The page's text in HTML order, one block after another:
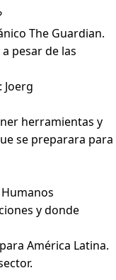
The Guardian.
pesar de las
herramientas y
se preparara para
y donde
América Latina.